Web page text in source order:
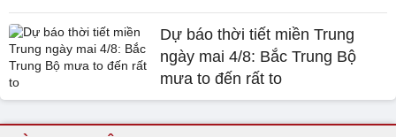
Dự báo thời tiết miền Trung
ngày mai 4/8: Bắc Trung Bộ
mưa to đến rất to